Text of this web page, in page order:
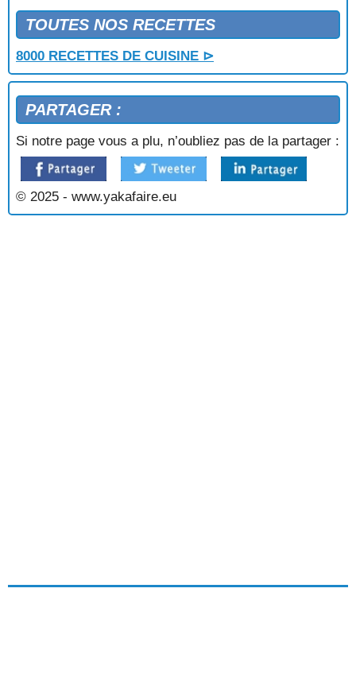
TOUTES NOS RECETTES
8000 RECETTES DE CUISINE ⊳
PARTAGER :
Si notre page vous a plu, n’oubliez pas de la partager :
© 2025 - www.yakafaire.eu